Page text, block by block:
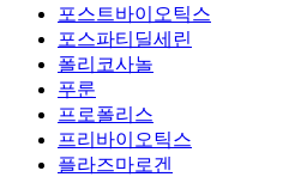
포스트바이오틱스
포스파티딜세린
폴리코사놀
푸룬
프로폴리스
프리바이오틱스
플라즈마로겐